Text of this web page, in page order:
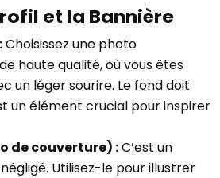
et la Bannière
Choisissez une photo
haute qualité, où vous êtes
un léger sourire. Le fond doit
un élément crucial pour inspirer
de couverture) :C’est un
Utilisez-le pour illustrer